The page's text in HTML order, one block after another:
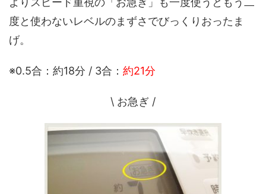
度と使わないレベルのまずさでびっくりおったま
げ。
※0.5合：約18分 / 3合： 約21分
\ お急ぎ /